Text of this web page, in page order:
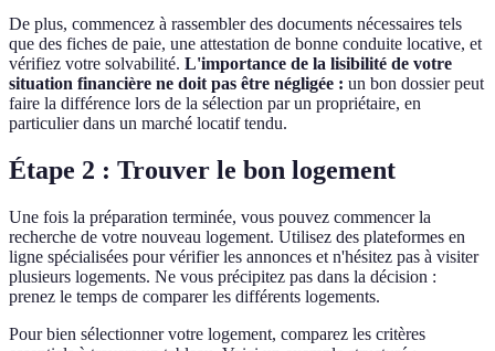
De plus, commencez à rassembler des documents nécessaires tels
que des fiches de paie, une attestation de bonne conduite locative, et
vérifiez votre solvabilité. L'importance de la lisibilité de votre
situation financière ne doit pas être négligée : un bon dossier peut
faire la différence lors de la sélection par un propriétaire, en
particulier dans un marché locatif tendu.
Étape 2 : Trouver le bon logement
Une fois la préparation terminée, vous pouvez commencer la
recherche de votre nouveau logement. Utilisez des plateformes en
ligne spécialisées pour vérifier les annonces et n'hésitez pas à visiter
plusieurs logements. Ne vous précipitez pas dans la décision :
prenez le temps de comparer les différents logements.
Pour bien sélectionner votre logement, comparez les critères